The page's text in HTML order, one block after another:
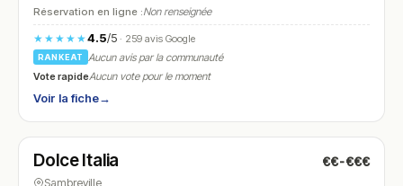
Réservation en ligne :Non renseignée
★★★★★4.5/5· 259 avis Google
RANKEAT
Aucun avis par la communauté
Vote rapideAucun vote pour le moment
Voir la fiche→
N° 22
Dolce Italia €€-€€€
Sambreville